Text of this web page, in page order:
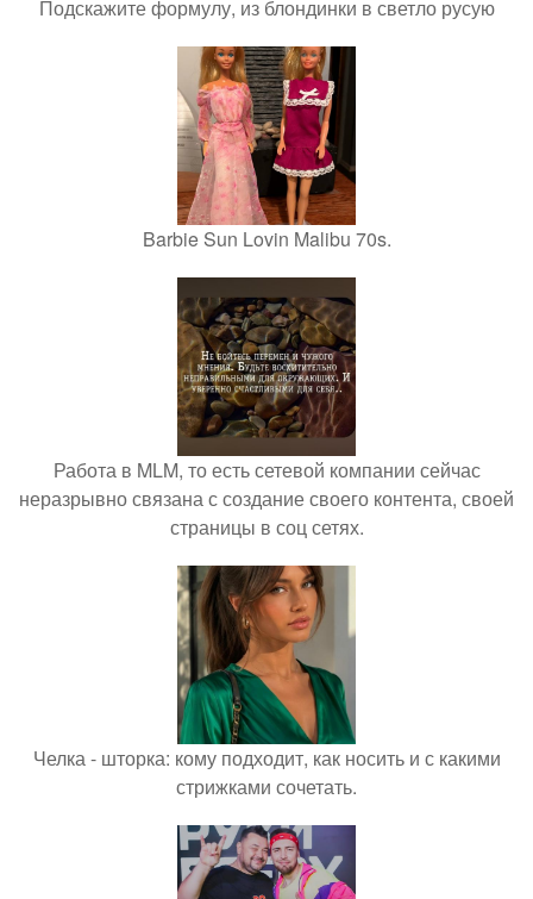
Подскажите формулу, из блондинки в светло русую
Barbie Sun Lovin Malibu 70s.
Работа в MLM, то есть сетевой компании сейчас
неразрывно связана с создание своего контента, своей
страницы в соц сетях.
Челка - шторка: кому подходит, как носить и с какими
стрижками сочетать.